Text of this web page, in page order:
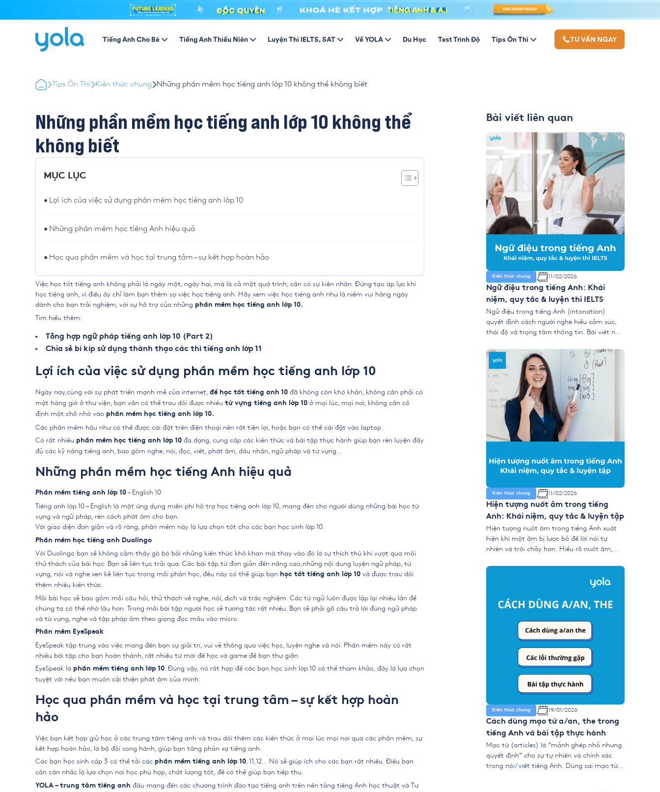
Tiếng Anh Cho Bé Tiếng Anh Thiếu Niên Luyện Thi IELTS, SAT Về YOLA Du Học Test Trình Độ Tips Ôn Thi TƯ VẤN NGAY
Tips Ôn Thi Kiến thức chung Những phần mềm học tiếng anh lớp 10 không thể không biết
Những phần mềm học tiếng anh lớp 10 không thể
không biết
MỤC LỤC
Lợi ích của việc sử dụng phần mềm học tiếng anh lớp 10
Những phần mềm học tiếng Anh hiệu quả
Học qua phần mềm và học tại trung tâm – sự kết hợp hoàn hảo
Việc học tốt tiếng anh không phải là ngày một, ngày hai, mà là cả một quá trình, cần có sự kiên nhẫn. Đừng tạo áp lực khi
học tiếng anh, vì điều ấy chỉ làm bạn thêm sợ việc học tiếng anh. Hãy xem việc học tiếng anh như là niềm vui hằng ngày
dành cho bạn trải nghiệm, với sự hỗ trợ của những phần mềm học tiếng anh lớp 10.
Tìm hiểu thêm:
Tổng hợp ngữ pháp tiếng anh lớp 10 (Part 2)
Chia sẻ bí kíp sử dụng thành thạo các thì tiếng anh lớp 11
Lợi ích của việc sử dụng phần mềm học tiếng anh lớp 10
Ngày nay,cùng với sự phát triển mạnh mẽ của internet, để học tốt tiếng anh 10 đã không còn khó khăn, không cần phải có
mặt hàng giờ ở thư viện, bạn vẫn có thể trau dồi được nhiều từ vựng tiếng anh lớp 10 ở mọi lúc, mọi nơi, không cần cố
định một chỗ nhờ vào phần mềm học tiếng anh lớp 10.
Các phần mềm hầu như có thể được cài đặt trên điện thoại nên rất tiện lợi, hoặc bạn có thể cài đặt vào laptop.
Có rất nhiều phần mềm học tiếng anh lớp 10 đa dạng, cung cấp các kiến thức và bài tập thực hành giúp bạn rèn luyện đầy
đủ các kỹ năng tiếng anh, bao gồm nghe, nói, đọc, viết, phát âm, dấu nhấn, ngữ pháp và từ vựng…
Những phần mềm học tiếng Anh hiệu quả
Phần mềm tiếng anh lớp 10 – English 10
Tiếng anh lớp 10 – English là một ứng dụng miễn phí hỗ trợ học tiếng anh lớp 10, mang đến cho người dùng những bài học từ
vựng và ngữ pháp, rèn cách phát âm cho bạn.
Với giao diện đơn giản và rõ ràng, phần mềm này là lựa chọn tốt cho các bạn học sinh lớp 10.
Phần mềm học tiếng anh Duolingo
Với Duolingo bạn sẽ không cảm thấy gò bó bởi những kiến thức khô khan mà thay vào đó là sự thích thú khi vượt qua mỗi
thử thách của bài học. Bạn sẽ liên tục trải qua: Các bài tập từ đơn giản đến nâng cao,những nội dung luyện ngữ pháp, từ
vựng, nói và nghe xen kẽ liên tục trong mỗi phần học, đều này có thể giúp bạn học tốt tiếng anh lớp 10 và được trau dồi
thêm nhiều kiến thức.
Mỗi bài học sẽ bao gồm mỗi câu hỏi, thử thách về nghe, nói, dịch và trắc nghiệm. Các từ ngữ luôn được lặp lại nhiều lần để
chúng ta có thể nhớ lâu hơn. Trong mỗi bài tập người học sẽ tương tác rất nhiều. Bạn sẽ phải gõ câu trả lời đúng ngữ pháp
và từ vựng, nghe và tập pháp âm theo giọng đọc mẫu vào micro.
Phần mềm EyeSpeak
EyeSpeak tập trung vào việc mang đến bạn sự giải trí, vui vẻ thông qua việc học, luyện nghe và nói. Phần mềm này có rất
nhiều bài tập cho bạn hoàn thành, rất nhiều từ mới để học và game để bạn thư giãn.
EyeSpeak là phần mềm tiếng anh lớp 10 . Đúng vậy, nó rất hợp để các bạn học sinh lớp 10 có thể tham khảo, đây là lựa chọn
tuyệt vời nếu bạn muốn cải thiện phát âm của mình.
Học qua phần mềm và học tại trung tâm – sự kết hợp hoàn
hảo
Việc bạn kết hợp giữ học ở các trung tâm tiếng anh và trau dồi thêm các kiến thức ở mọi lúc mọi nơi qua các phần mềm, sự
kết hợp hoàn hảo, là bộ đôi song hành, giúp bạn tăng phản xạ tiếng anh.
Các bạn học sinh cấp 3 có thể tải các phần mềm tiếng anh lớp 10 , 11,12… Nó sẽ giúp ích cho các bạn rất nhiều. Điều bạn
cần cân nhắc là lựa chọn nơi học phù hợp, chất lượng tốt, để có thể giúp bạn tiếp thu.
YOLA – trung tâm tiếng anh đầu mang đến các chương trình đào tạo tiếng anh trên nền tảng tiếng Anh học thuật và Tư
Bài viết liên quan
Kiến thức chung 11/02/2026
Ngữ điệu trong tiếng Anh: Khái
niệm, quy tắc & luyện thi IELTS
Ngữ điệu trong tiếng Anh (intonation)
quyết định cách người nghe hiểu cảm xúc,
thái độ và trọng tâm thông tin. Bài viết này
âm chính, nhóm ý và cách áp dụng vào
IELTS Speaking để nói tự nhiên, mạch lạc và
dễ đạt điểm cao. […]
Kiến thức chung 11/02/2026
Hiện tượng nuốt âm trong tiếng
Anh: Khái niệm, quy tắc & luyện tập
Hiện tượng nuốt âm trong tiếng Anh xuất
hiện khi một âm bị lược bỏ để lời nói tự
nhiên và trôi chảy hơn. Hiểu rõ nuốt âm,
âm và phát âm nhẹ giúp bạn cải thiện khả
năng nghe–nói, đặc biệt trong IELTS
Kiến thức chung 19/01/2026
Cách dùng mạo từ a/an, the trong
tiếng Anh và bài tập thực hành
Mạo từ (articles) là “mảnh ghép nhỏ nhưng
quyết định” cho sự tự nhiên và chính xác
trong nói/viết tiếng Anh. Dùng sai mạo từ